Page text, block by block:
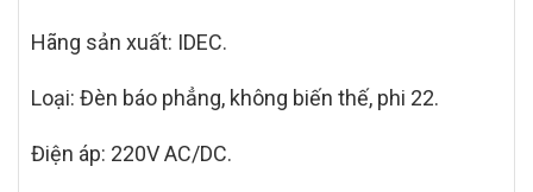
Hãng sản xuất: IDEC.
Loại: Đèn báo phẳng, không biến thế, phi 22.
Điện áp: 220V AC/DC.